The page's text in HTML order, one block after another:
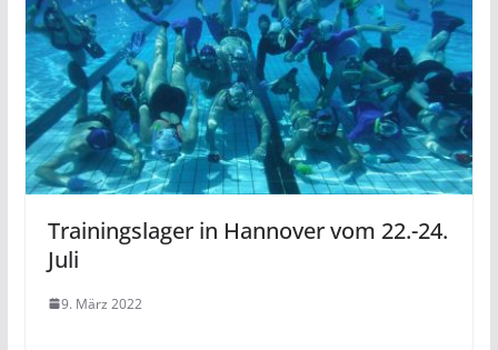
Trainingslager in Hannover vom 22.-24.
Juli
9. März 2022